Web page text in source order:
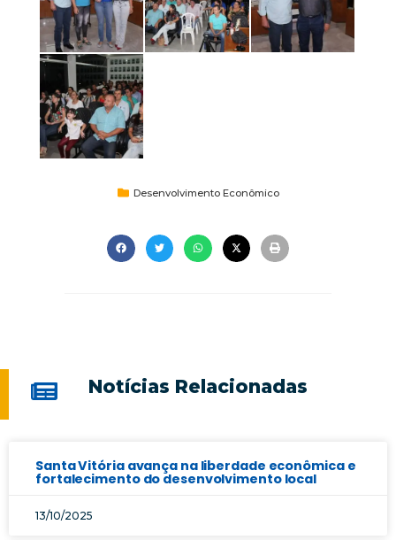
Desenvolvimento Econômico
Notícias Relacionadas
Santa Vitória avança na liberdade econômica e
fortalecimento do desenvolvimento local
13/10/2025